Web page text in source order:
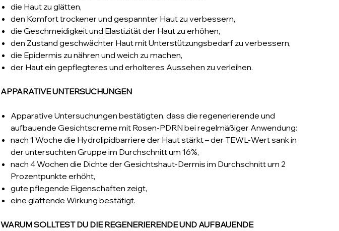
die Haut zu glätten,
den Komfort trockener und gespannter Haut zu verbessern,
die Geschmeidigkeit und Elastizität der Haut zu erhöhen,
den Zustand geschwächter Haut mit Unterstützungsbedarf zu verbessern,
die Epidermis zu nähren und weich zu machen,
der Haut ein gepflegteres und erholteres Aussehen zu verleihen.
APPARATIVE UNTERSUCHUNGEN
Apparative Untersuchungen bestätigten, dass die regenerierende und
aufbauende Gesichtscreme mit Rosen-PDRN bei regelmäßiger Anwendung:
nach 1 Woche die Hydrolipidbarriere der Haut stärkt – der TEWL-Wert sank in
der untersuchten Gruppe im Durchschnitt um 16%,
nach 4 Wochen die Dichte der Gesichtshaut-Dermis im Durchschnitt um 2
Prozentpunkte erhöht,
gute pflegende Eigenschaften zeigt,
eine glättende Wirkung bestätigt.
WARUM SOLLTEST DU DIE REGENERIERENDE UND AUFBAUENDE